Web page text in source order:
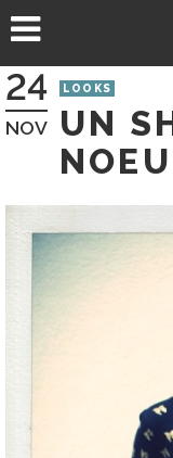
au
24
NOV
LOOKS
UN